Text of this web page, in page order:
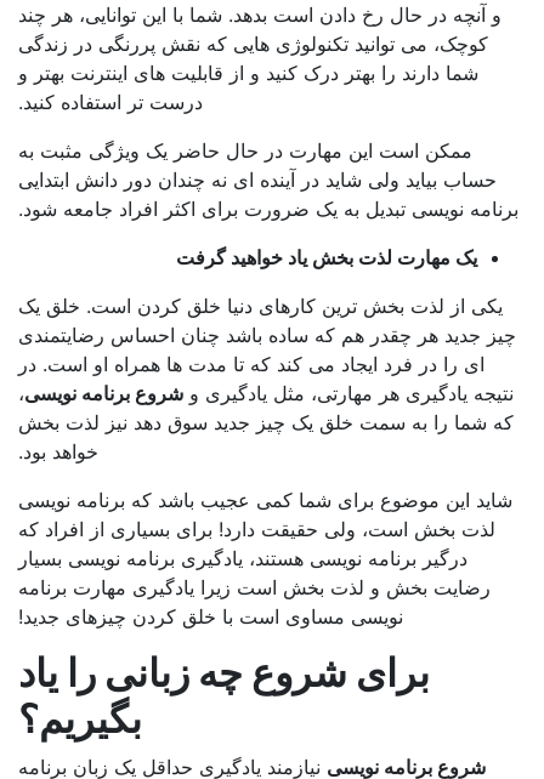
در حال رخ دادن است بدهد. شما با این توانایی، هر چند
کوچک، می توانید تکنولوژی هایی که نقش پررنگی در زندگی
شما دارند را بهتر درک کنید و از قابلیت های اینترنت بهتر و
درست تر استفاده کنید.
ممکن است این مهارت در حال حاضر یک ویژگی مثبت به
بیاید ولی شاید در آینده ای نه چندان دور دانش ابتدایی
نویسی تبدیل به یک ضرورت برای اکثر افراد جامعه شود.
یک مهارت لذت بخش یاد خواهید گرفت
از لذت بخش ترین کارهای دنیا خلق کردن است. خلق یک
جدید هر چقدر هم که ساده باشد چنان احساس رضایتمندی
ای را در فرد ایجاد می کند که تا مدت ها همراه او است. در
یادگیری هر مهارتی، مثل یادگیری وشروع برنامه نویسی ،
را به سمت خلق یک چیز جدید سوق دهد نیز لذت بخش
خواهد بود.
این موضوع برای شما کمی عجیب باشد که برنامه نویسی
بخش است، ولی حقیقت دارد! برای بسیاری از افراد که
درگیر برنامه نویسی هستند، یادگیری برنامه نویسی بسیار
بخش و لذت بخش است زیرا یادگیری مهارت برنامه
نویسی مساوی است با خلق کردن چیزهای جدید!
برای شروع چه زبانی را یاد
بگیریم؟
شروع برنامه نویسی نیازمند یادگیری حداقل یک زبان برنامه